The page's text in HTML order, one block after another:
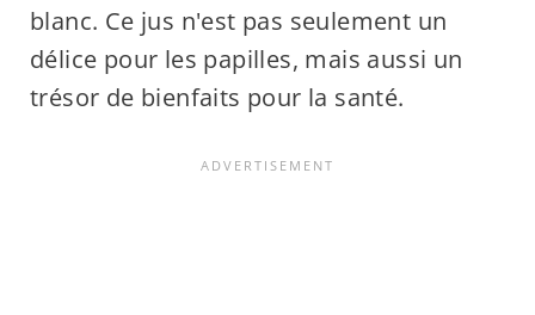
blanc. Ce jus n'est pas seulement un
délice pour les papilles, mais aussi un
trésor de bienfaits pour la santé.